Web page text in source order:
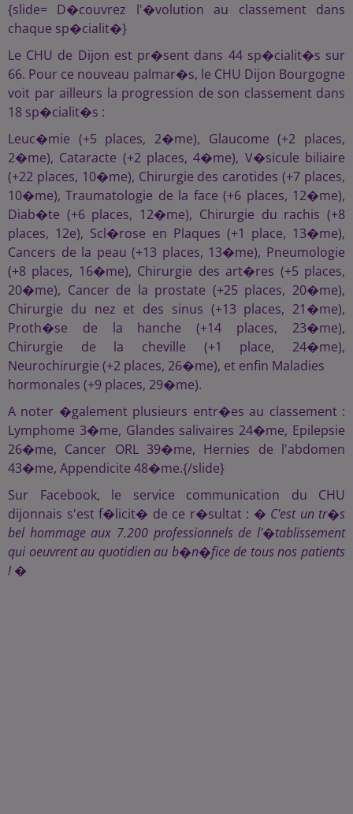
{slide= D�couvrez l'�volution au classement dans
chaque sp�cialit�}
Le CHU de Dijon est pr�sent dans 44 sp�cialit�s sur
66. Pour ce nouveau palmar�s, le CHU Dijon Bourgogne
voit par ailleurs la progression de son classement dans
18 sp�cialit�s :
Leuc�mie (+5 places, 2�me), Glaucome (+2 places,
2�me), Cataracte (+2 places, 4�me), V�sicule biliaire
(+22 places, 10�me), Chirurgie des carotides (+7 places,
10�me), Traumatologie de la face (+6 places, 12�me),
Diab�te (+6 places, 12�me), Chirurgie du rachis (+8
places, 12e), Scl�rose en Plaques (+1 place, 13�me),
Cancers de la peau (+13 places, 13�me), Pneumologie
(+8 places, 16�me), Chirurgie des art�res (+5 places,
20�me), Cancer de la prostate (+25 places, 20�me),
Chirurgie du nez et des sinus (+13 places, 21�me),
Proth�se de la hanche (+14 places, 23�me),
Chirurgie de la cheville (+1 place, 24�me),
Neurochirurgie (+2 places, 26�me), et enfin Maladies
hormonales (+9 places, 29�me).
A noter �galement plusieurs entr�es au classement :
Lymphome 3�me, Glandes salivaires 24�me, Epilepsie
26�me, Cancer ORL 39�me, Hernies de l'abdomen
43�me, Appendicite 48�me.{/slide}
Sur Facebook, le service communication du CHU
dijonnais s'est f�licit� de ce r�sultat : � C'est un tr�s
bel hommage aux 7.200 professionnels de l'�tablissement
qui oeuvrent au quotidien au b�n�fice de tous nos patients
! �